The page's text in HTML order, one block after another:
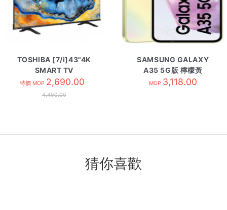
TOSHIBA [7/i]43"4K
SMART TV
43C350NK
特價 MOP 2,690.00
4,490.00
SAMSUNG GALAXY
A35 5G版 檸檬黃
MOP 3,118.00
猜你喜歡